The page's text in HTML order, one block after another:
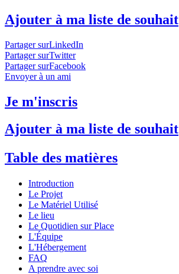
Ajouter à ma liste de souhait
Partager surLinkedIn
Partager surTwitter
Partager surFacebook
Envoyer à un ami
Je m'inscris
Ajouter à ma liste de souhait
Table des matières
Introduction
Le Projet
Le Matériel Utilisé
Le lieu
Le Quotidien sur Place
L'Équipe
L'Hébergement
FAQ
A prendre avec soi